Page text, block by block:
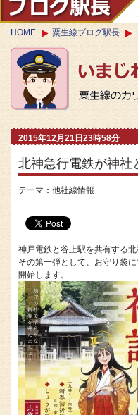
HOME 粟生線ブログ駅長
2015年12月21日23時58分
北神急行電鉄が神社
テーマ： 他社線情報
神戸電鉄と谷上駅を共有する
その第一弾として、お守り袋
開始します。